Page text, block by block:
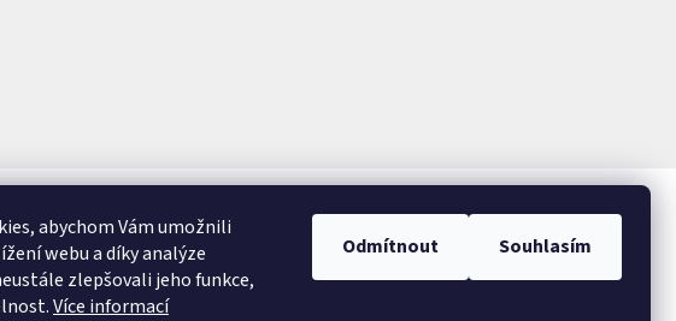
abychom Vám umožnili
webu a díky analýze
zlepšovali jeho funkce,
Více informací
Odmítnout Souhlasím